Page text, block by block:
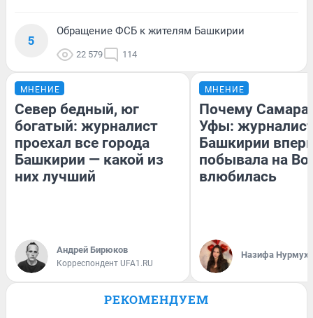
5
Обращение ФСБ к жителям Башкирии
22 579 114
МНЕНИЕ
Север бедный, юг
богатый: журналист
проехал все города
Башкирии — какой из
них лучший
Андрей Бирюков
Корреспондент UFA1.RU
МНЕНИЕ
Почему Самара
Уфы:
Башкирии
побывала на
влюбилась
Назифа
РЕКОМЕНДУЕМ